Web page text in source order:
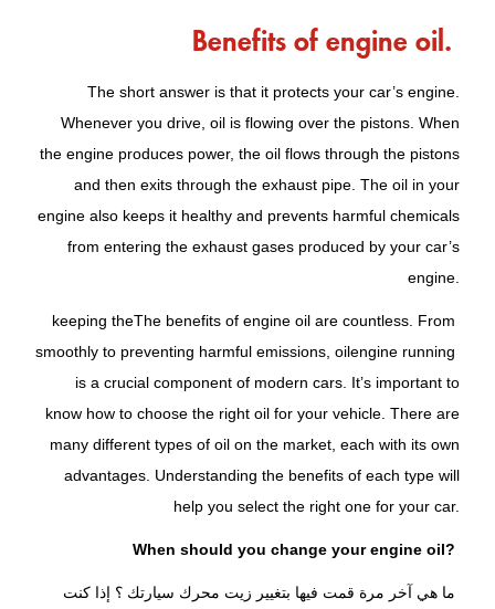
Benefits of engine oil.
The short answer is that it protects your car’s engine.
Whenever you drive, oil is flowing over the pistons. When
the engine produces power, the oil flows through the pistons
and then exits through the exhaust pipe. The oil in your
engine also keeps it healthy and prevents harmful chemicals
from entering the exhaust gases produced by your car’s
engine.
The benefits of engine oil are countless. From
keeping the
engine running
smoothly to preventing harmful emissions, oil
is a crucial component of modern cars. It’s important to
know how to choose the right oil for your vehicle. There are
many different types of oil on the market, each with its own
advantages. Understanding the benefits of each type will
help you select the right one for your car.
When should you change your engine oil?
ما هي آخر مرة قمت فيها بتغيير زيت محرك سيارتك ؟ إذا كنت